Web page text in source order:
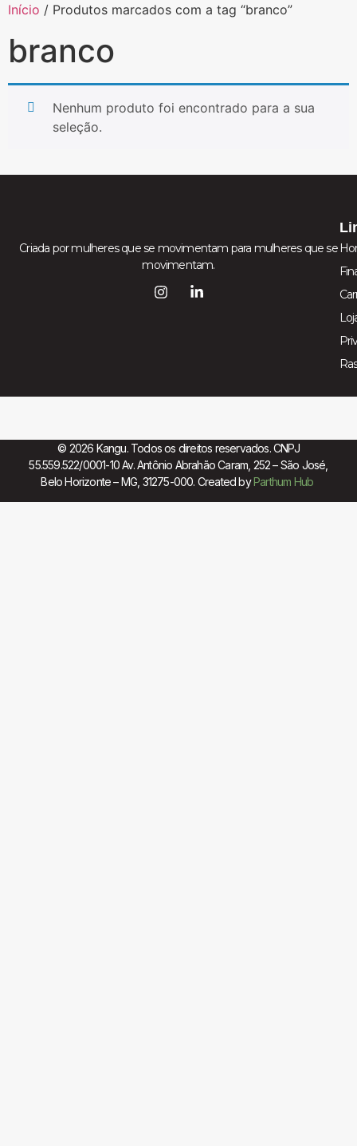
Início / Produtos marcados com a tag “branco”
branco
Nenhum produto foi encontrado para a sua
seleção.
Criada por mulheres que se movimentam para mulheres que se
movimentam.
© 2026 Kangu. Todos os direitos reservados. CNPJ
55.559.522/0001-10 Av. Antônio Abrahão Caram, 252 – São José,
Belo Horizonte – MG, 31275-000. Created byParthum Hub